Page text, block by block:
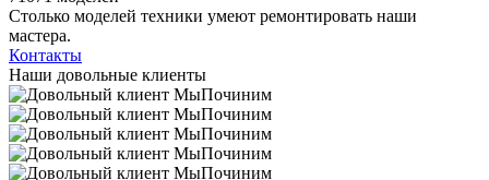
Столько моделей техники умеют ремонтировать наши
мастера.
Контакты
Наши довольные клиенты